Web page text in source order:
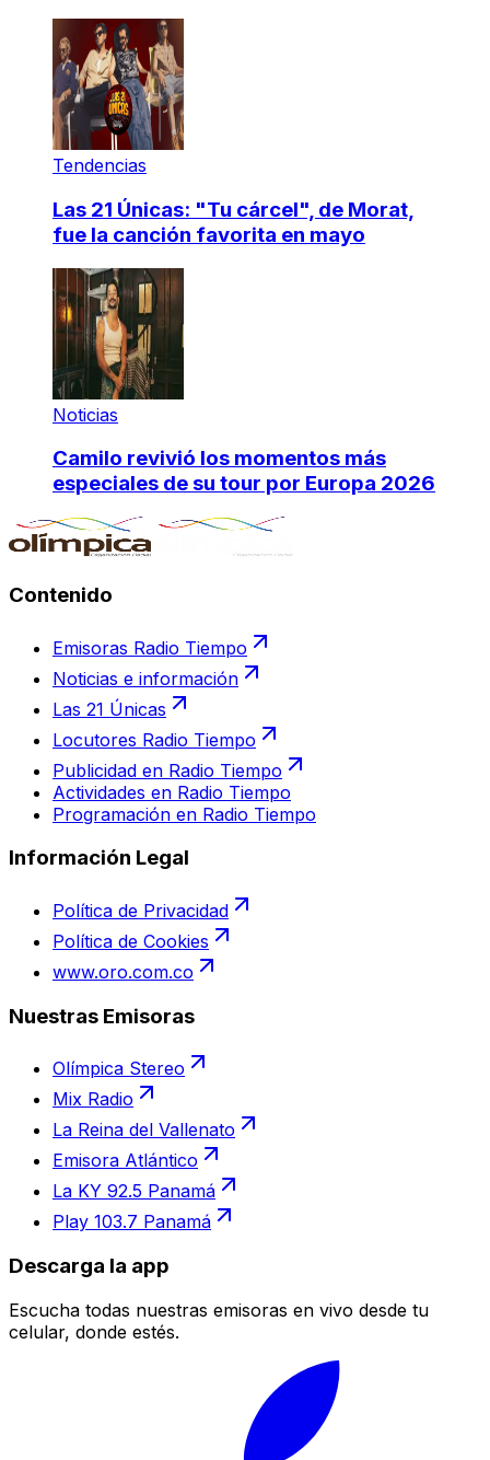
Tendencias
Las 21 Únicas: "Tu cárcel", de Morat,
fue la canción favorita en mayo
Noticias
Camilo revivió los momentos más
especiales de su tour por Europa 2026
Contenido
Emisoras Radio Tiempo
Noticias e información
Las 21 Únicas
Locutores Radio Tiempo
Publicidad en Radio Tiempo
Actividades en Radio Tiempo
Programación en Radio Tiempo
Información Legal
Política de Privacidad
Política de Cookies
www.oro.com.co
Nuestras Emisoras
Olímpica Stereo
Mix Radio
La Reina del Vallenato
Emisora Atlántico
La KY 92.5 Panamá
Play 103.7 Panamá
Descarga la app
Escucha todas nuestras emisoras en vivo desde tu
celular, donde estés.